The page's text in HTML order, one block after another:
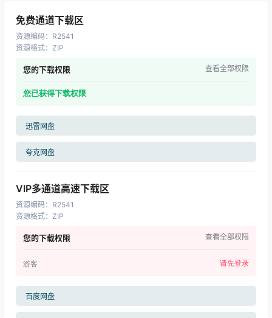
免费通道下载区
资源编码： R2541
资源格式： ZIP
您的下载权限 查看全部权限
您已获得下载权限
迅雷网盘
夸克网盘
VIP多通道高速下载区
资源编码： R2541
资源格式： ZIP
您的下载权限 查看全部权限
游客 请先登录
百度网盘